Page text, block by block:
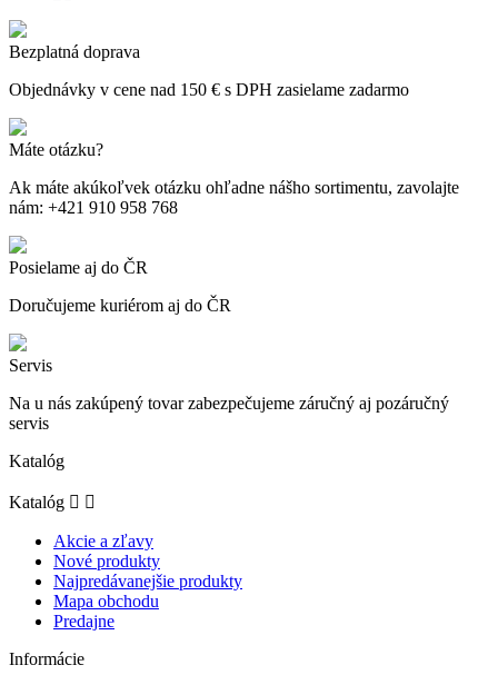
Bezplatná doprava
Objednávky v cene nad 150 € s DPH zasielame zadarmo
Máte otázku?
Ak máte akúkoľvek otázku ohľadne nášho sortimentu, zavolajte
nám: +421 910 958 768
Posielame aj do ČR
Doručujeme kuriérom aj do ČR
Servis
Na u nás zakúpený tovar zabezpečujeme záručný aj pozáručný
servis
Katalóg
Katalóg  
Akcie a zľavy
Nové produkty
Najpredávanejšie produkty
Mapa obchodu
Predajne
Informácie